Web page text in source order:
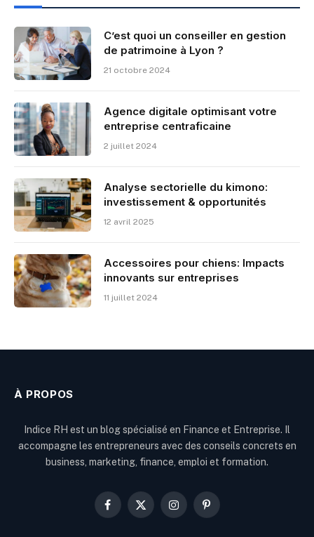
C’est quoi un conseiller en gestion
de patrimoine à Lyon ?
21 octobre 2024
Agence digitale optimisant votre
entreprise centraficaine
2 juillet 2024
Analyse sectorielle du kimono:
investissement & opportunités
12 avril 2025
Accessoires pour chiens: Impacts
innovants sur entreprises
11 juillet 2024
À PROPOS
Indice RH est un blog spécialisé en Finance et Entreprise. Il
accompagne les entrepreneurs avec des conseils concrets en
business, marketing, finance, emploi et formation.
Facebook
X
InstagramPinterest